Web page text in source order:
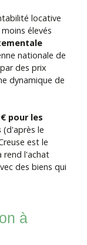
locative
élevés
nationale de
des prix
dynamique de
€ pour les
(d'après le
est le
rend l'achat
des biens qui
à